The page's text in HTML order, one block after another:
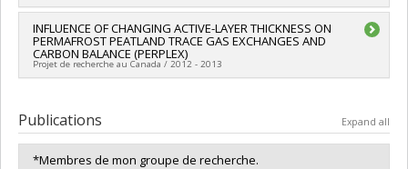
Lead researcher :Oliver Sonnentag
Co-researchers :Timothy R Moore
Funding sources:CRSNG/Conseil de recherches en sciences
naturelles et génie du Canada (CRSNG)
INFLUENCE OF CHANGING ACTIVE-LAYER THICKNESS ON
PERMAFROST PEATLAND TRACE GAS EXCHANGES AND
CARBON BALANCE (PERPLEX)
Projet de recherche au Canada / 2012 - 2013
Funding sources:
FCI/Fondation canadienne pour l'innovation
Grant programs:
Publications Expand all
*Membres de mon groupe de recherche.